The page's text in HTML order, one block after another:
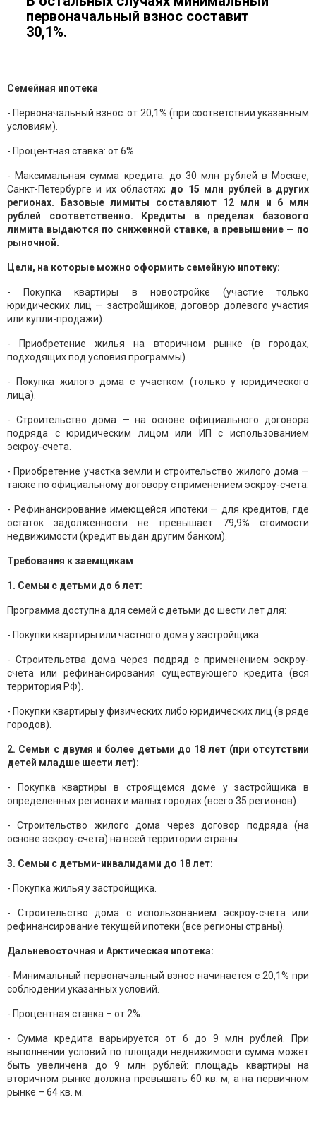
первоначальный взнос составит
30,1%.
Семейная ипотека
- Первоначальный взнос: от 20,1% (при соответствии указанным
условиям).
- Процентная ставка: от 6%.
- Максимальная сумма кредита: до 30 млн рублей в Москве,
Санкт-Петербурге и их областях; до 15 млн рублей в других
регионах. Базовые лимиты составляют 12 млн и 6 млн
рублей соответственно. Кредиты в пределах базового
лимита выдаются по сниженной ставке, а превышение — по
рыночной.
Цели, на которые можно оформить семейную ипотеку:
- Покупка квартиры в новостройке (участие только
юридических лиц — застройщиков; договор долевого участия
или купли-продажи).
- Приобретение жилья на вторичном рынке (в городах,
подходящих под условия программы).
- Покупка жилого дома с участком (только у юридического
лица).
- Строительство дома — на основе официального договора
подряда с юридическим лицом или ИП с использованием
эскроу-счета.
- Приобретение участка земли и строительство жилого дома —
также по официальному договору с применением эскроу-счета.
- Рефинансирование имеющейся ипотеки — для кредитов, где
остаток задолженности не превышает 79,9% стоимости
недвижимости (кредит выдан другим банком).
Требования к заемщикам
1. Семьи с детьми до 6 лет:
Программа доступна для семей с детьми до шести лет для:
- Покупки квартиры или частного дома у застройщика.
- Строительства дома через подряд с применением эскроу-
счета или рефинансирования существующего кредита (вся
территория РФ).
- Покупки квартиры у физических либо юридических лиц (в ряде
городов).
2. Семьи с двумя и более детьми до 18 лет (при отсутствии
детей младше шести лет):
- Покупка квартиры в строящемся доме у застройщика в
определенных регионах и малых городах (всего 35 регионов).
- Строительство жилого дома через договор подряда (на
основе эскроу-счета) на всей территории страны.
3. Семьи с детьми-инвалидами до 18 лет:
- Покупка жилья у застройщика.
- Строительство дома с использованием эскроу-счета или
рефинансирование текущей ипотеки (все регионы страны).
Дальневосточная и Арктическая ипотека:
- Минимальный первоначальный взнос начинается с 20,1% при
соблюдении указанных условий.
- Процентная ставка – от 2%.
- Сумма кредита варьируется от 6 до 9 млн рублей. При
выполнении условий по площади недвижимости сумма может
быть увеличена до 9 млн рублей: площадь квартиры на
вторичном рынке должна превышать 60 кв. м, а на первичном
рынке – 64 кв. м.